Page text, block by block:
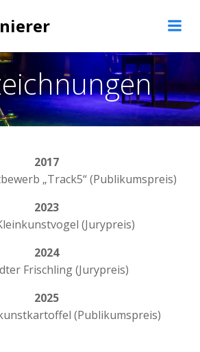
Inhalt
2017
„Track5“ (Publikumspreis)
2023
(Jurypreis)
2024
Frischling (Jurypreis)
2025
(Publikumspreis)